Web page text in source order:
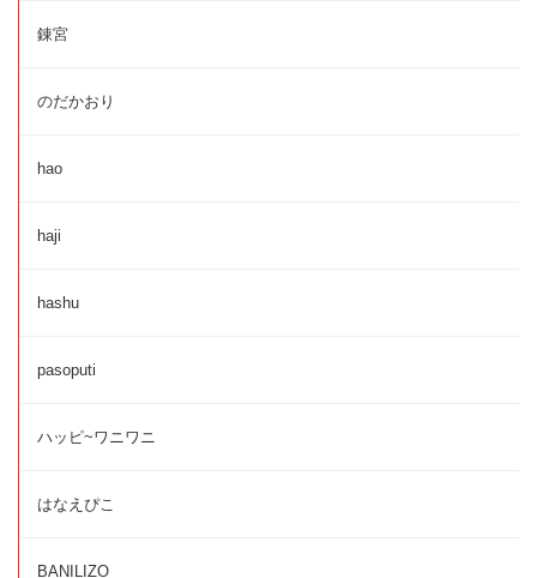
錬宮
のだかおり
hao
haji
hashu
pasoputi
ハッピ~ワニワニ
はなえぴこ
BANILIZO